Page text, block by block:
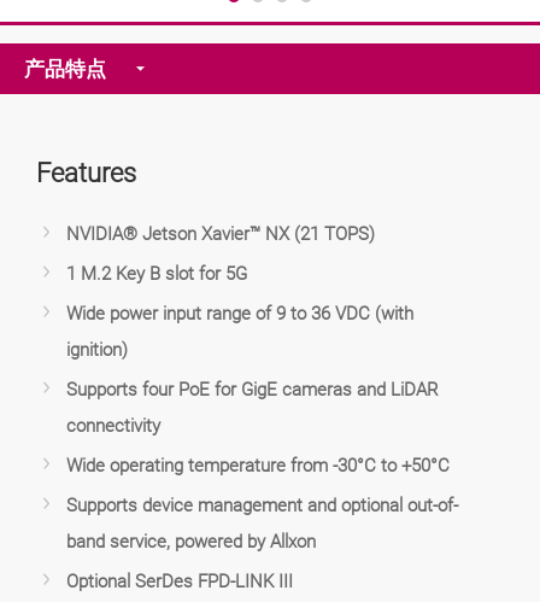
产品特点
Features
NVIDIA® Jetson Xavier™ NX (21 TOPS)
1 M.2 Key B slot for 5G
Wide power input range of 9 to 36 VDC (with
ignition)
Supports four PoE for GigE cameras and LiDAR
connectivity
Wide operating temperature from -30°C to +50°C
Supports device management and optional out-of-
band service, powered by Allxon
Optional SerDes FPD-LINK III